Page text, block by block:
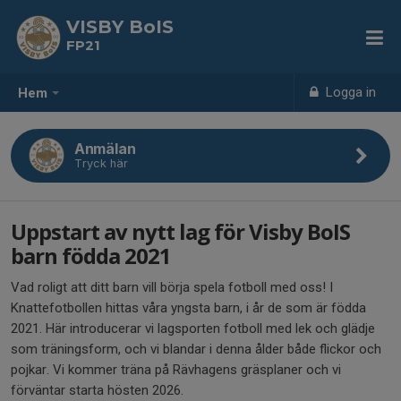
Hem Logga in
VISBY BoIS
FP21
Anmälan
Tryck här
Uppstart av nytt lag för Visby BoIS
barn födda 2021
Vad roligt att ditt barn vill börja spela fotboll med oss! I
Knattefotbollen hittas våra yngsta barn, i år de som är födda
2021. Här introducerar vi lagsporten fotboll med lek och glädje
som träningsform, och vi blandar i denna ålder både flickor och
pojkar. Vi kommer träna på Rävhagens gräsplaner och vi
förväntar starta hösten 2026.